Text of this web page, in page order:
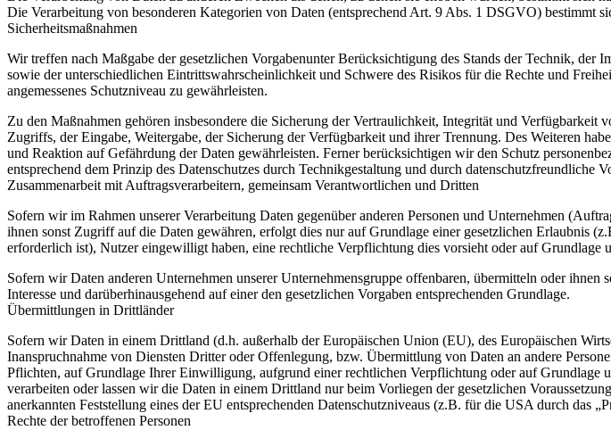
Die Verarbeitung von besonderen Kategorien von Daten (entsprechend Art. 9 Abs. 1 DSGVO) bestimmt
Sicherheitsmaßnahmen
Wir treffen nach Maßgabe der gesetzlichen Vorgabenunter Berücksichtigung des Stands der Technik,
sowie der unterschiedlichen Eintrittswahrscheinlichkeit und Schwere des Risikos für die Rechte und
angemessenes Schutzniveau zu gewährleisten.
Zu den Maßnahmen gehören insbesondere die Sicherung der Vertraulichkeit, Integrität und
Zugriffs, der Eingabe, Weitergabe, der Sicherung der Verfügbarkeit und ihrer Trennung. Des Weiteren
und Reaktion auf Gefährdung der Daten gewährleisten. Ferner berücksichtigen wir den Schutz
entsprechend dem Prinzip des Datenschutzes durch Technikgestaltung und durch datenschutzfreundliche
Zusammenarbeit mit Auftragsverarbeitern, gemeinsam Verantwortlichen und Dritten
Sofern wir im Rahmen unserer Verarbeitung Daten gegenüber anderen Personen und Unternehmen
ihnen sonst Zugriff auf die Daten gewähren, erfolgt dies nur auf Grundlage einer gesetzlichen Erlaubnis
erforderlich ist), Nutzer eingewilligt haben, eine rechtliche Verpflichtung dies vorsieht oder auf Grundlage
Sofern wir Daten anderen Unternehmen unserer Unternehmensgruppe offenbaren, übermitteln oder
Interesse und darüberhinausgehend auf einer den gesetzlichen Vorgaben entsprechenden Grundlage.
Übermittlungen in Drittländer
Sofern wir Daten in einem Drittland (d.h. außerhalb der Europäischen Union (EU), des Europäischen
Inanspruchnahme von Diensten Dritter oder Offenlegung, bzw. Übermittlung von Daten an andere
Pflichten, auf Grundlage Ihrer Einwilligung, aufgrund einer rechtlichen Verpflichtung oder auf Grundlage
verarbeiten oder lassen wir die Daten in einem Drittland nur beim Vorliegen der gesetzlichen
anerkannten Feststellung eines der EU entsprechenden Datenschutzniveaus (z.B. für die USA durch das
Rechte der betroffenen Personen